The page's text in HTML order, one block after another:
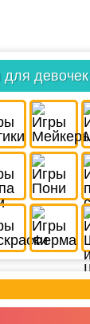
для девочек